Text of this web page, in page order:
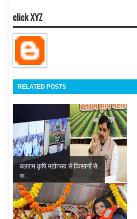
click XYZ
RELATED POSTS
बलराम कृषि महोत्सव से किसानों से
रू...